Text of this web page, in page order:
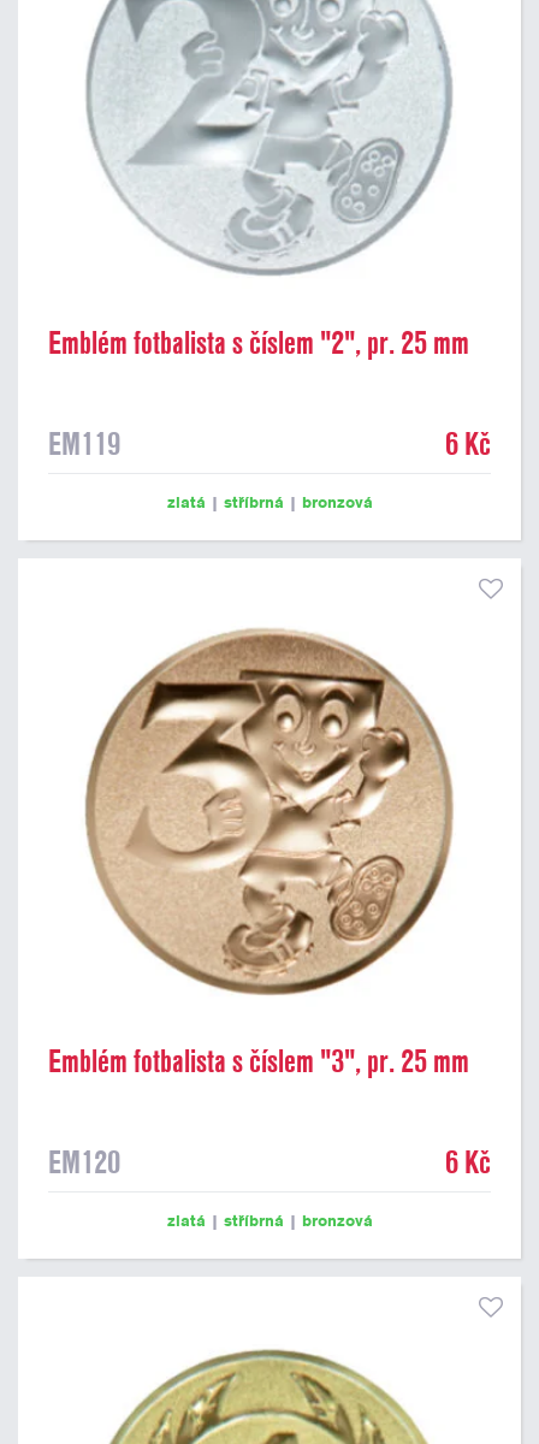
Emblém fotbalista s číslem "2", pr. 25 mm
EM119 6 Kč
zlatá | stříbrná | bronzová
Emblém fotbalista s číslem "3", pr. 25 mm
EM120 6 Kč
zlatá | stříbrná | bronzová